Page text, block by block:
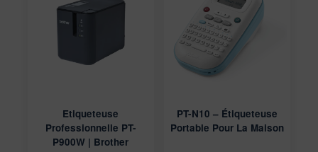
Etiqueteuse
Professionnelle PT-
P900W | Brother
PT-N10 – Étiqueteuse
Portable Pour La Maison